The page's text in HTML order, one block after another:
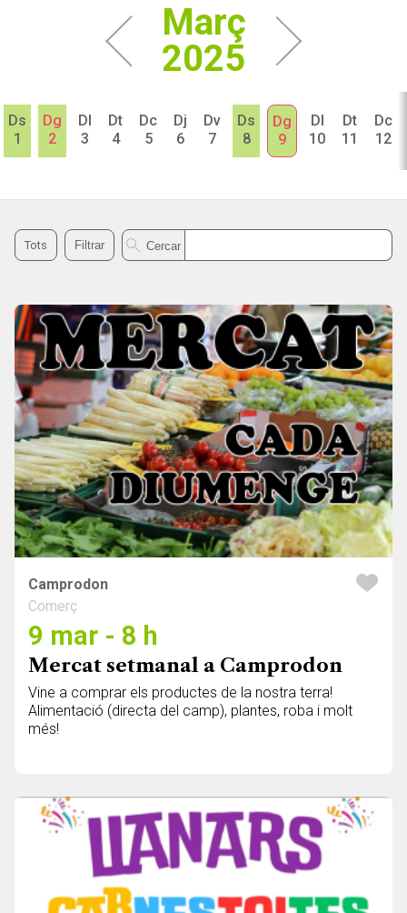
Març
2025
Ds
1
Dg
2
Dl
3
Dt
4
Dc
5
Dj
6
Dv
7
Ds
8
Dg
9
Dl
10
Dt
11
Dc
12
Tots Filtrar Cercar
Camprodon
Comerç
9 mar - 8 h
Mercat setmanal a Camprodon
Vine a comprar els productes de la nostra terra!
Alimentació (directa del camp), plantes, roba i molt
més!